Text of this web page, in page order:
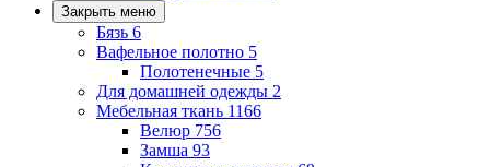
Закрыть меню
Бязь 6
Вафельное полотно 5
Полотенечные 5
Для домашней одежды 2
Мебельная ткань 1166
Велюр 756
Замша 93